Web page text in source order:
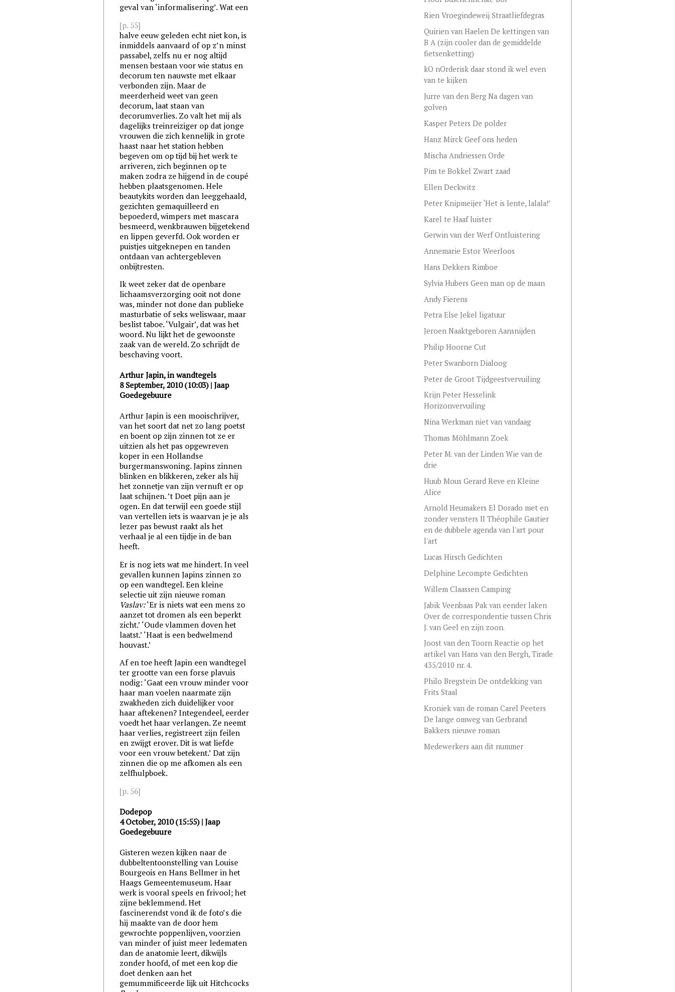
geval van ‘informalisering’. Wat een
[p. 55]
halve eeuw geleden echt niet kon, is
inmiddels aanvaard of op z’n minst
passabel, zelfs nu er nog altijd
mensen bestaan voor wie status en
decorum ten nauwste met elkaar
verbonden zijn. Maar de
meerderheid weet van geen
decorum, laat staan van
decorumverlies. Zo valt het mij als
dagelijks treinreiziger op dat jonge
vrouwen die zich kennelijk in grote
haast naar het station hebben
begeven om op tijd bij het werk te
arriveren, zich beginnen op te
maken zodra ze hijgend in de coupé
hebben plaatsgenomen. Hele
beautykits worden dan leeggehaald,
gezichten gemaquilleerd en
bepoederd, wimpers met mascara
besmeerd, wenkbrauwen bijgetekend
en lippen geverfd. Ook worden er
puistjes uitgeknepen en tanden
ontdaan van achtergebleven
onbijtresten.
Ik weet zeker dat de openbare
lichaamsverzorging ooit not done
was, minder not done dan publieke
masturbatie of seks weliswaar, maar
beslist taboe. ‘Vulgair’, dat was het
woord. Nu lijkt het de gewoonste
zaak van de wereld. Zo schrijdt de
beschaving voort.
Arthur Japin, in wandtegels
8 September, 2010 (10:03) | Jaap
Goedegebuure
Arthur Japin is een mooischrijver,
van het soort dat net zo lang poetst
en boent op zijn zinnen tot ze er
uitzien als het pas opgewreven
koper in een Hollandse
burgermanswoning. Japins zinnen
blinken en blikkeren, zeker als hij
het zonnetje van zijn vernuft er op
laat schijnen. ’t Doet pijn aan je
ogen. En dat terwijl een goede stijl
van vertellen iets is waarvan je je als
lezer pas bewust raakt als het
verhaal je al een tijdje in de ban
heeft.
Er is nog iets wat me hindert. In veel
gevallen kunnen Japins zinnen zo
op een wandtegel. Een kleine
selectie uit zijn nieuwe roman
Vaslav:‘Er is niets wat een mens zo
aanzet tot dromen als een beperkt
zicht.’ ‘Oude vlammen doven het
laatst.’ ‘Haat is een bedwelmend
houvast.’
Af en toe heeft Japin een wandtegel
ter grootte van een forse plavuis
nodig: ‘Gaat een vrouw minder voor
haar man voelen naarmate zijn
zwakheden zich duidelijker voor
haar aftekenen? Integendeel, eerder
voedt het haar verlangen. Ze neemt
haar verlies, registreert zijn feilen
en zwijgt erover. Dit is wat liefde
voor een vrouw betekent.’ Dat zijn
zinnen die op me afkomen als een
zelfhulpboek.
[p. 56]
Dodepop
4 October, 2010 (15:55) | Jaap
Goedegebuure
Gisteren wezen kijken naar de
dubbeltentoonstelling van Louise
Bourgeois en Hans Bellmer in het
Haags Gemeentemuseum. Haar
werk is vooral speels en frivool; het
zijne beklemmend. Het
fascinerendst vond ik de foto’s die
hij maakte van de door hem
gewrochte poppenlijven, voorzien
van minder of juist meer ledematen
dan de anatomie leert, dikwijls
zonder hoofd, of met een kop die
doet denken aan het
gemummificeerde lijk uit Hitchcocks
Rien Vroegindeweij Straatliefdegras
Quirien van Haelen De kettingen van
B A (zijn cooler dan de gemiddelde
fietsenketting)
kO nOrderisk daar stond ik wel even
van te kijken
Jurre van den Berg Na dagen van
golven
Kasper Peters De polder
Hanz Mirck Geef ons heden
Mischa Andriessen Orde
Pim te Bokkel Zwart zaad
Ellen Deckwitz
Peter Knipmeijer ‘Het is lente, lalala!’
Karel te Haaf luister
Gerwin van der Werf Ontluistering
Annemarie Estor Weerloos
Hans Dekkers Rimboe
Sylvia Hubers Geen man op de maan
Andy Fierens
Petra Else Jekel ligatuur
Jeroen Naaktgeboren Aansnijden
Philip Hoorne Cut
Peter Swanborn Dialoog
Peter de Groot Tijdgeestvervuiling
Krijn Peter Hesselink
Horizonvervuiling
Nina Werkman niet van vandaag
Thomas Möhlmann Zoek
Peter M. van der Linden Wie van de
drie
Huub Mous Gerard Reve en Kleine
Alice
Arnold Heumakers El Dorado met en
zonder vensters II Théophile Gautier
en de dubbele agenda van l'art pour
l'art
Lucas Hirsch Gedichten
Delphine Lecompte Gedichten
Willem Claassen Camping
Jabik Veenbaas Pak van eender laken
Over de correspondentie tussen Chris
J. van Geel en zijn zoon.
Joost van den Toorn Reactie op het
artikel van Hans van den Bergh, Tirade
435/2010 nr. 4.
Philo Bregstein De ontdekking van
Frits Staal
Kroniek van de roman Carel Peeters
De lange omweg van Gerbrand
Bakkers nieuwe roman
Medewerkers aan dit nummer